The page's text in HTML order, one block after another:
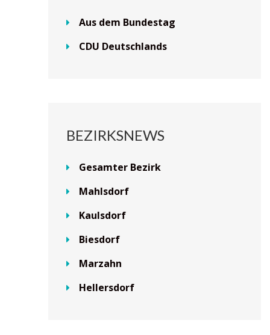
Aus dem Bundestag
CDU Deutschlands
BEZIRKSNEWS
Gesamter Bezirk
Mahlsdorf
Kaulsdorf
Biesdorf
Marzahn
Hellersdorf